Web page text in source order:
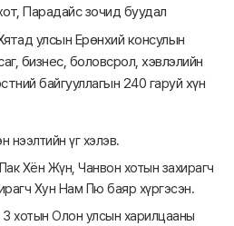
Парадайс зочид буудал
улсын Ерөнхий консулын
бизнес, боловсрол, хэвлэлийн
байгууллагын 240 гаруй хүн
нээлтийн үг хэлэв.
Хён Жүн, Чанвон хотын захирагч
Хун Нам Пю баяр хүргэсэн.
хотын Олон улсын харилцааны